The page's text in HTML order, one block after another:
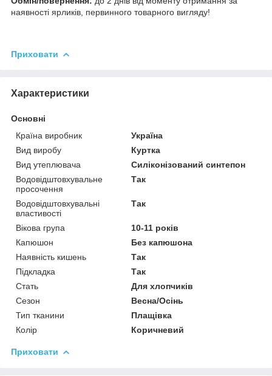
наявності ярликів, первинного товарного вигляду!
Приховати
Характеристики
Основні
Країна виробник
Україна
Вид виробу
Куртка
Вид утеплювача
Силіконізований синтепон
Водовідштовхувальне
просочення
Так
Водовідштовхувальні
властивості
Так
Вікова група
10-11 років
Капюшон
Без капюшона
Наявність кишень
Так
Підкладка
Так
Стать
Для хлопчиків
Сезон
Весна/Осінь
Тип тканини
Плащівка
Колір
Коричневий
Приховати